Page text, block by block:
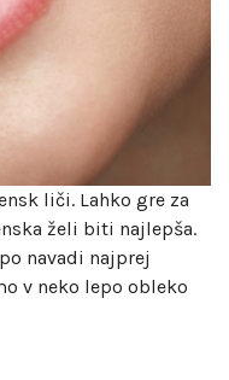
liči. Lahko gre za
želi biti najlepša.
navadi najprej
v neko lepo obleko